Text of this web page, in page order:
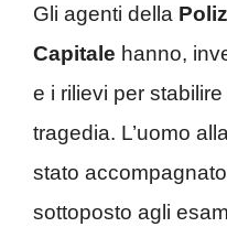
Gli agenti della
Capitale hanno,
e i rilievi per
tragedia. L’uomo
stato
sottoposto agli